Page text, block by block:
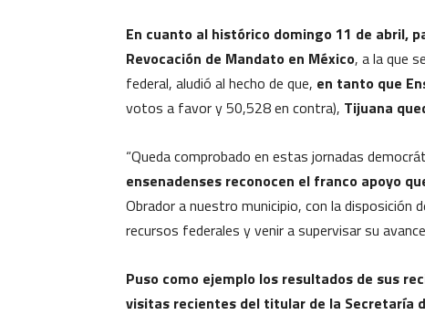
En cuanto al histórico domingo 11 de abril,
Revocación de Mandato en México, a la que
federal, aludió al hecho de que, en tanto que
votos a favor y 50,528 en contra), Tijuana
“Queda comprobado en estas jornadas
ensenadenses reconocen el franco apoyo
Obrador a nuestro municipio, con la disposición
recursos federales y venir a supervisar su
Puso como ejemplo los resultados de sus
visitas recientes del titular de la Secretaría